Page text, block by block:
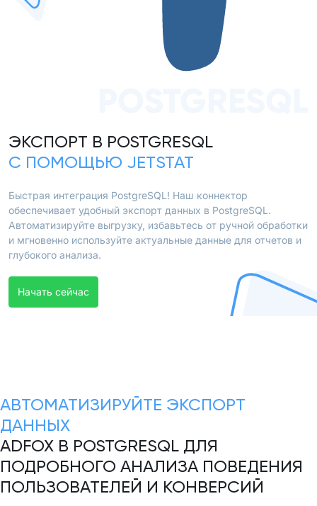
ЭКСПОРТ В POSTGRESQL
С ПОМОЩЬЮ JETSTAT
Быстрая интеграция PostgreSQL! Наш коннектор
обеспечивает удобный экспорт данных в PostgreSQL.
Автоматизируйте выгрузку, избавьтесь от ручной обработки
и мгновенно используйте актуальные данные для отчетов и
глубокого анализа.
Начать сейчас
АВТОМАТИЗИРУЙТЕ ЭКСПОРТ
ДАННЫХ
ADFOX В POSTGRESQL ДЛЯ
ПОДРОБНОГО АНАЛИЗА ПОВЕДЕНИЯ
ПОЛЬЗОВАТЕЛЕЙ И КОНВЕРСИЙ